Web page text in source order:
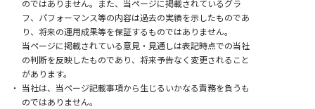
のではありません。 また、当ページに掲載されているグラ
フ、パフォーマンス等の内容は過去の実績を示したものであ
り、将来の運用成果等を保証するものではありません。
当ページに掲載されている意見・見通しは表記時点での当社
の判断を反映したものであり、将来予告なく変更されること
があります。
当社は、当ページ記載事項から生じるいかなる責務を負うも
のではありません。